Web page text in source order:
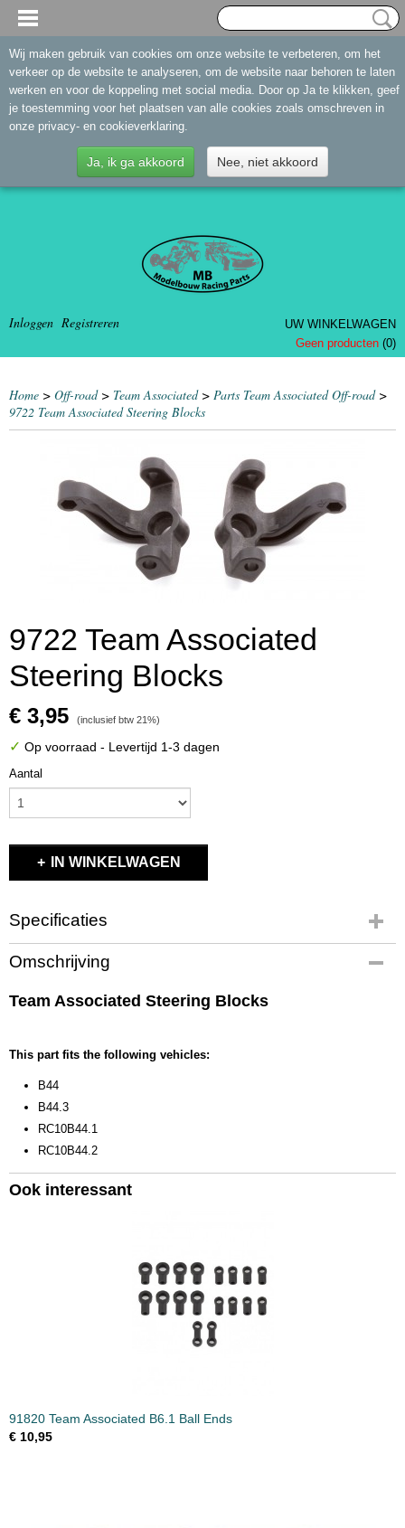
Inloggen Registreren
UW WINKELWAGEN
Geen producten (0)
Home > Off-road> Team Associated> Parts Team Associated Off-road>
9722 Team Associated Steering Blocks
9722 Team Associated
Steering Blocks
€ 3,95 (inclusief btw 21%)
✓ Op voorraad - Levertijd 1-3 dagen
Aantal
IN WINKELWAGEN
Specificaties
Productcode
9722
EAN code
9722
0,20 Kg
Omschrijving
Team Associated Steering Blocks
This part fits the following vehicles:
B44
B44.3
RC10B44.1
RC10B44.2
Ook interessant
91820 Team Associated B6.1 Ball Ends
€ 10,95
Wij maken gebruik van cookies om onze website te verbeteren, om het
verkeer op de website te analyseren, om de website naar behoren te laten
werken en voor de koppeling met social media. Door op Ja te klikken, geef
je toestemming voor het plaatsen van alle cookies zoals omschreven in
onze privacy- en cookieverklaring.
Ja, ik ga akkoord Nee, niet akkoord